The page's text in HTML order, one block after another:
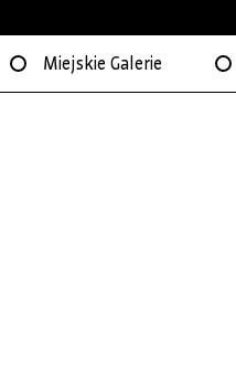
Miejskie Galerie